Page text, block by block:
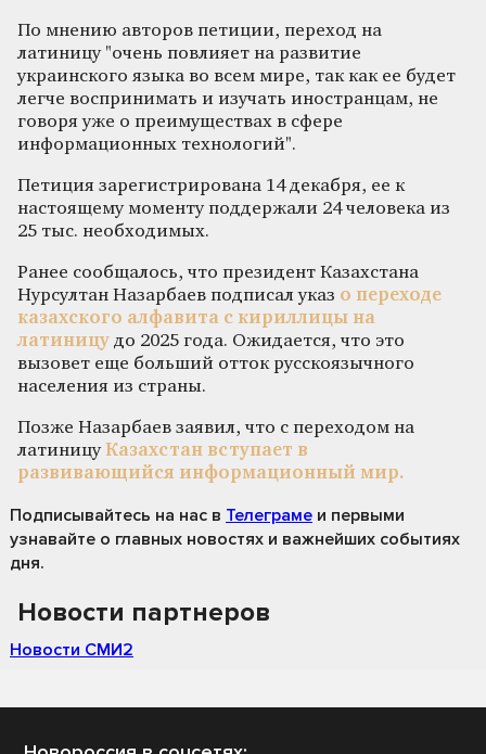
По мнению авторов петиции, переход на
латиницу "очень повлияет на развитие
украинского языка во всем мире, так как ее будет
легче воспринимать и изучать иностранцам, не
говоря уже о преимуществах в сфере
информационных технологий".
Петиция зарегистрирована 14 декабря, ее к
настоящему моменту поддержали 24 человека из
25 тыс. необходимых.
Ранее сообщалось, что президент Казахстана
Нурсултан Назарбаев подписал указ о переходе
казахского алфавита с кириллицы на
латиницу до 2025 года. Ожидается, что это
вызовет еще больший отток русскоязычного
населения из страны.
Позже Назарбаев заявил, что с переходом на
латиницуКазахстан вступает в
развивающийся информационный мир.
Подписывайтесь на нас в Телеграме и первыми
узнавайте о главных новостях и важнейших событиях
дня.
Новости партнеров
Новости СМИ2